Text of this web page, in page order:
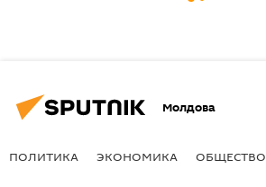
Молдова
ПОЛИТИКА ЭКОНОМИКА ОБЩЕСТВО